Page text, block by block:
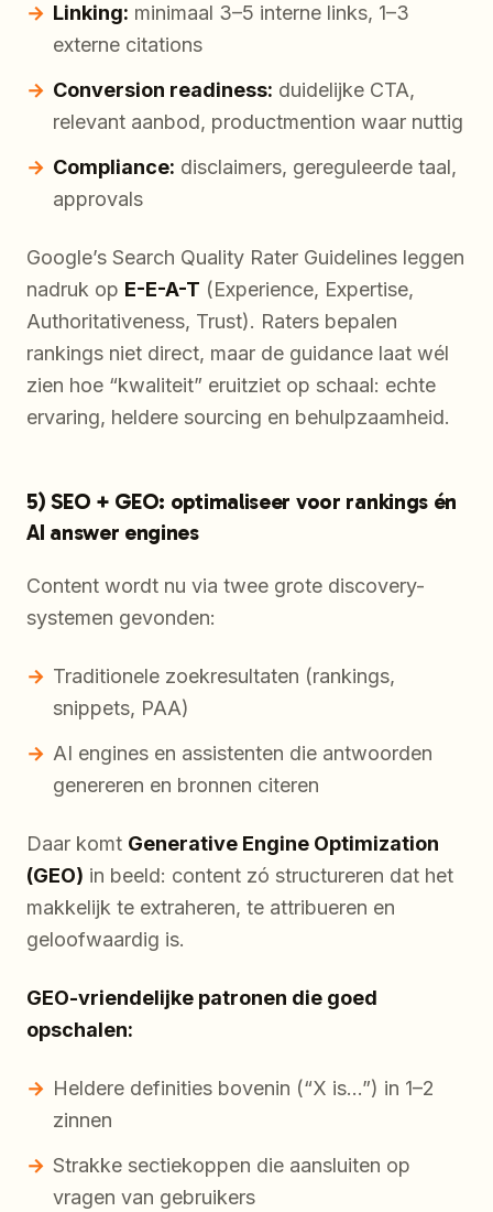
Linking: minimaal 3–5 interne links, 1–3
externe citations
Conversion readiness: duidelijke CTA,
relevant aanbod, productmention waar nuttig
Compliance: disclaimers, gereguleerde taal,
approvals
Google’s Search Quality Rater Guidelines leggen
nadruk op E-E-A-T (Experience, Expertise,
Authoritativeness, Trust). Raters bepalen
rankings niet direct, maar de guidance laat wél
zien hoe “kwaliteit” eruitziet op schaal: echte
ervaring, heldere sourcing en behulpzaamheid.
5) SEO + GEO: optimaliseer voor rankings én
AI answer engines
Content wordt nu via twee grote discovery-
systemen gevonden:
Traditionele zoekresultaten (rankings,
snippets, PAA)
AI engines en assistenten die antwoorden
genereren en bronnen citeren
Daar komt Generative Engine Optimization
(GEO) in beeld: content zó structureren dat het
makkelijk te extraheren, te attribueren en
geloofwaardig is.
GEO-vriendelijke patronen die goed
opschalen:
Heldere definities bovenin (“X is…”) in 1–2
zinnen
Strakke sectiekoppen die aansluiten op
vragen van gebruikers